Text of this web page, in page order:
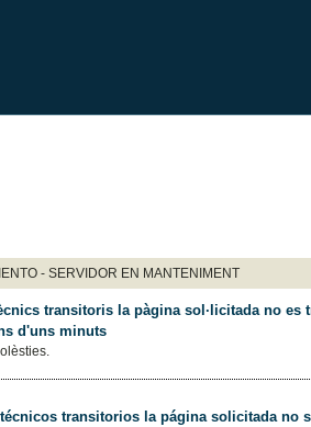
- SERVIDOR EN MANTENIMENT
transitoris la pàgina sol·licitada no es
d'uns minuts
transitorios la página solicitada no